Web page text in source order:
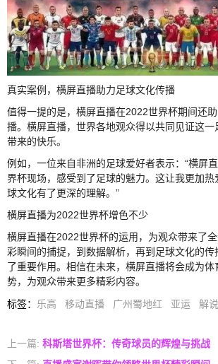
真实案例，横屏直播助力足球文化传播
值得一提的是，横屏直播在2022世界杯期间还
播。横屏直播，世界各地观众得以共同见证这
带来的快乐。
例如，一位来自非洲的足球爱好者表示：“横屏
界杯现场，感受到了足球的魅力。这让我更加热
球文化有了更深的理解。”
横屏直播为2022世界杯增色不少
横屏直播在2022世界杯的运用，为观众带来了
彩瞬间的捕捉，到数据解析，再到足球文化的
了重要作用。相信在未来，横屏直播将会成为体
势，为观众带来更多精彩内容。
标签： 乐高 移动直播 广州蜀地红 亚运 解
上一篇: 科斯塔世界杯：传奇球员的辉煌与挑战